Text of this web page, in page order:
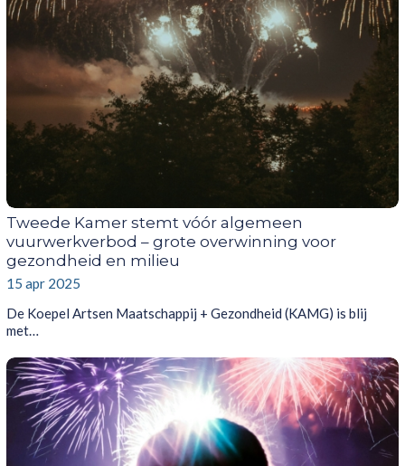
Tweede Kamer stemt vóór algemeen
vuurwerkverbod – grote overwinning voor
gezondheid en milieu
15 apr 2025
De Koepel Artsen Maatschappij + Gezondheid (KAMG) is blij
met…